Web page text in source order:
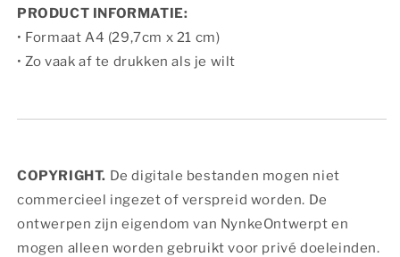
PRODUCT INFORMATIE:
• Formaat A4 (29,7cm x 21 cm)
• Zo vaak af te drukken als je wilt
COPYRIGHT. De digitale bestanden mogen niet
commercieel ingezet of verspreid worden. De
ontwerpen zijn eigendom van NynkeOntwerpt en
mogen alleen worden gebruikt voor privé doeleinden.